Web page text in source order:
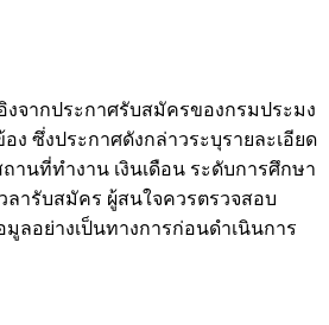
จากประกาศรับสมัครของกรมประมง
ง ซึ่งประกาศดังกล่าวระบุรายละเอียด
านที่ทำงาน เงินเดือน ระดับการศึกษา
ลารับสมัคร ผู้สนใจควรตรวจสอบ
ลอย่างเป็นทางการก่อนดำเนินการ